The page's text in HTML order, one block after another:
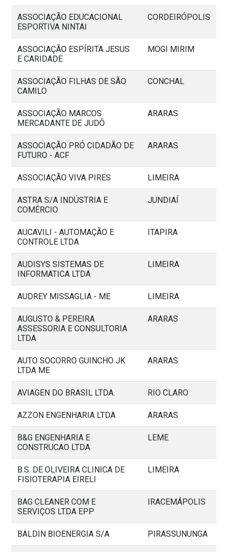
ASSOCIAÇÃO EDUCACIONAL
ESPORTIVA NINTAI
CORDEIRÓPOLIS
ASSOCIAÇÃO ESPÍRITA JESUS
E CARIDADE
MOGI MIRIM
ASSOCIAÇÃO FILHAS DE SÃO
CAMILO
CONCHAL
ASSOCIAÇÃO MARCOS
MERCADANTE DE JUDÔ
ARARAS
ASSOCIAÇÃO PRÓ CIDADÃO DE
FUTURO - ACF
ARARAS
ASSOCIAÇÃO VIVA PIRES LIMEIRA
ASTRA S/A INDÚSTRIA E
COMÉRCIO
JUNDIAÍ
AUCAVILI - AUTOMAÇÃO E
CONTROLE LTDA
ITAPIRA
AUDISYS SISTEMAS DE
INFORMATICA LTDA
LIMEIRA
AUDREY MISSAGLIA - ME LIMEIRA
AUGUSTO & PEREIRA
ASSESSORIA E CONSULTORIA
LTDA
ARARAS
AUTO SOCORRO GUINCHO JK
LTDA ME
ARARAS
AVIAGEN DO BRASIL LTDA. RIO CLARO
AZZON ENGENHARIA LTDA ARARAS
B&G ENGENHARIA E
CONSTRUCAO LTDA
LEME
B.S. DE OLIVEIRA CLINICA DE
FISIOTERAPIA EIRELI
LIMEIRA
BAG CLEANER COM E
SERVIÇOS LTDA EPP
IRACEMÁPOLIS
BALDIN BIOENERGIA S/A PIRASSUNUNGA